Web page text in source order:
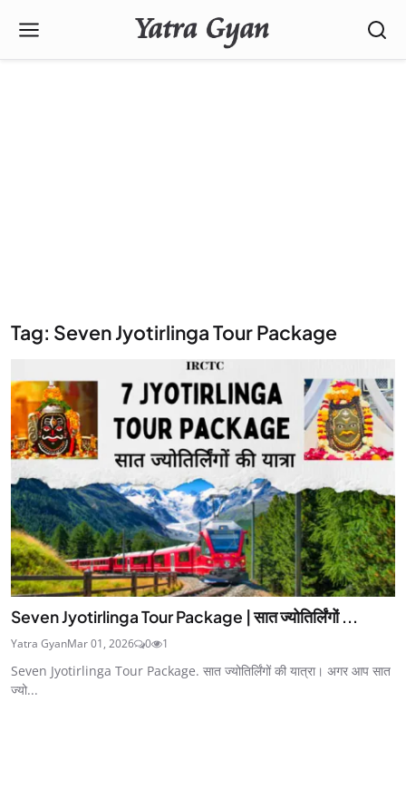
Tag: Seven Jyotirlinga Tour Package
Seven Jyotirlinga Tour Package | सात ज्योतिर्लिंगों ...
Yatra GyanMar 01, 2026 0 1
Seven Jyotirlinga Tour Package. सात ज्योतिर्लिंगों की यात्रा। अगर आप सात
ज्यो...